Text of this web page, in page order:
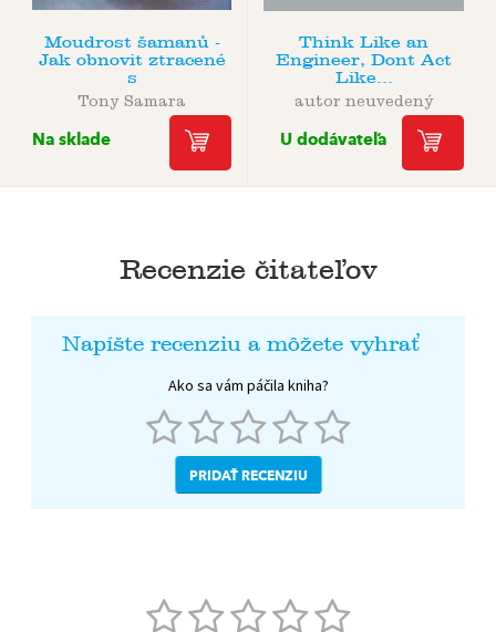
Moudrost šamanů -
Jak obnovit ztracené
s
Tony Samara
Na sklade
Think Like an
Engineer, Dont Act
Like...
autor neuvedený
U dodávateľa
Recenzie čitateľov
Napíšte recenziu a môžete vyhrať
Ako sa vám páčila kniha?
PRIDAŤ RECENZIU